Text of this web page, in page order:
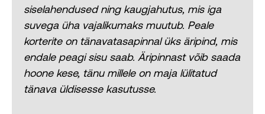
siselahendused ning kaugjahutus, mis iga
suvega üha vajalikumaks muutub. Peale
korterite on tänavatasapinnal üks äripind, mis
endale peagi sisu saab. Äripinnast võib saada
hoone kese, tänu millele on maja lülitatud
tänava üldisesse kasutusse.